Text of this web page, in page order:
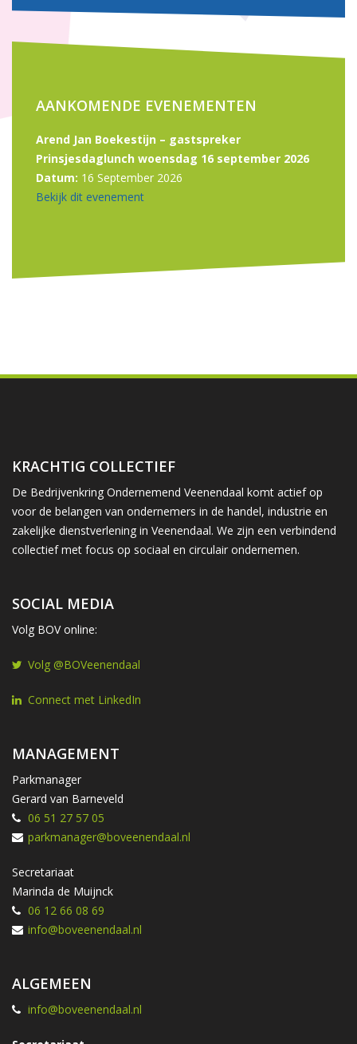
AANKOMENDE EVENEMENTEN
Arend Jan Boekestijn – gastspreker
Prinsjesdaglunch woensdag 16 september 2026
Datum: 16 September 2026
Bekijk dit evenement
KRACHTIG COLLECTIEF
De Bedrijvenkring Ondernemend Veenendaal komt actief op
voor de belangen van ondernemers in de handel, industrie en
zakelijke dienstverlening in Veenendaal. We zijn een verbindend
collectief met focus op sociaal en circulair ondernemen.
SOCIAL MEDIA
Volg BOV online:
Volg @BOVeenendaal
Connect met LinkedIn
MANAGEMENT
Parkmanager
Gerard van Barneveld
06 51 27 57 05
parkmanager@boveenendaal.nl
Secretariaat
Marinda de Muijnck
06 12 66 08 69
info@boveenendaal.nl
ALGEMEEN
info@boveenendaal.nl